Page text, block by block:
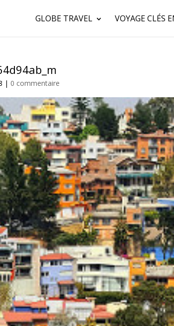
GLOBE TRAVEL VOYAGE CLÉS
| 0 commentaire